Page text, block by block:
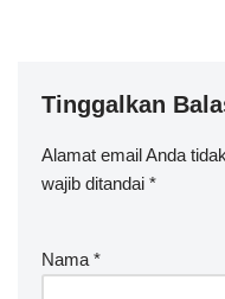
Tinggalkan
Alamat email Anda
wajib ditandai *
Nama *
A
lt
n